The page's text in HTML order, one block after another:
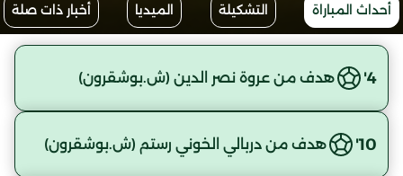
أحداث المباراة التشكيلة الميديا أخبار ذات صلة
4' هدف من عروة نصر الدين (ش.بوشقرون)
10' هدف من دربالي الخوني رستم (ش.بوشقرون)